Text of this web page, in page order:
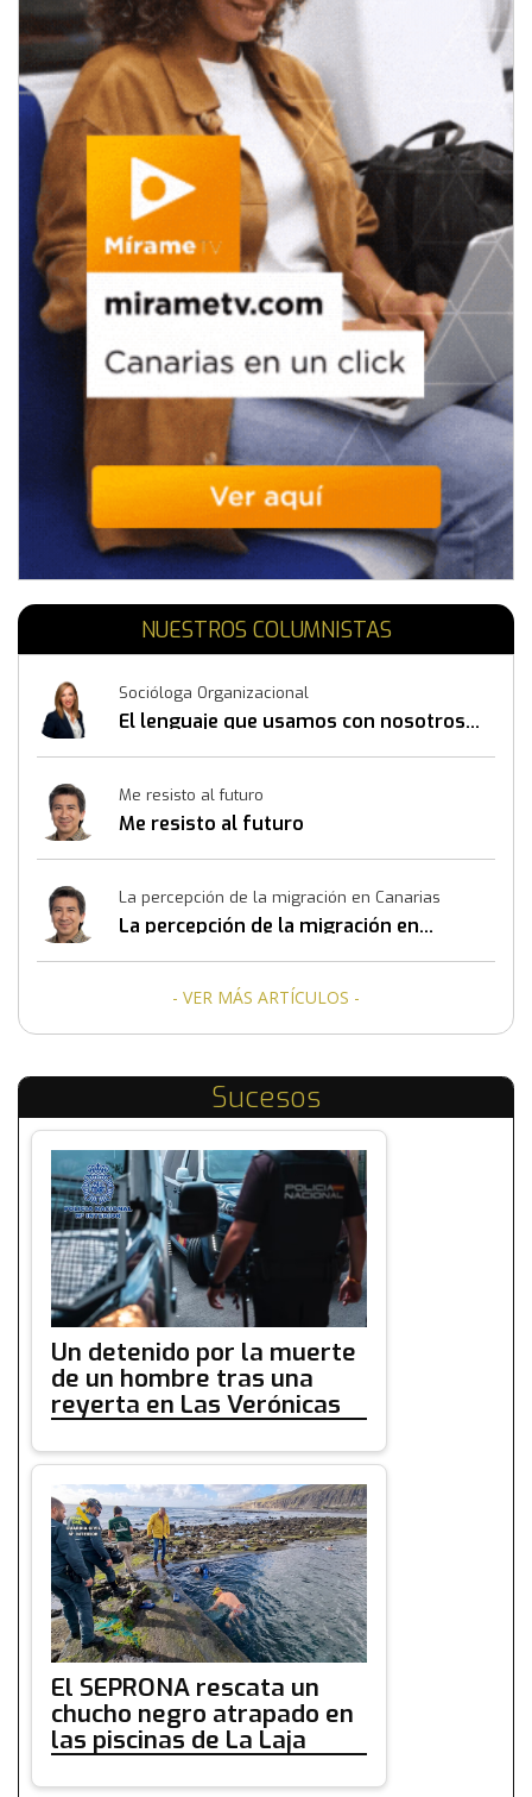
NUESTROS COLUMNISTAS
Socióloga Organizacional
El lenguaje que usamos con nosotros
Me resisto al futuro
Me resisto al futuro
La percepción de la migración en Canarias
La percepción de la migración en
- VER MÁS ARTÍCULOS -
Sucesos
Un detenido por la muerte
de un hombre tras una
reyerta en Las Verónicas
El SEPRONA rescata un
chucho negro atrapado en
las piscinas de La Laja